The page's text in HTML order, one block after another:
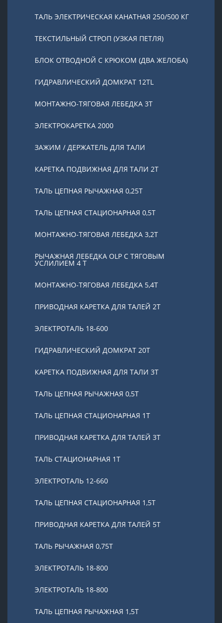
ТАЛЬ ЭЛЕКТРИЧЕСКАЯ КАНАТНАЯ 250/500 КГ
ТЕКСТИЛЬНЫЙ СТРОП (УЗКАЯ ПЕТЛЯ)
БЛОК ОТВОДНОЙ С КРЮКОМ (ДВА ЖЕЛОБА)
ГИДРАВЛИЧЕСКИЙ ДОМКРАТ 12TL
МОНТАЖНО-ТЯГОВАЯ ЛЕБЕДКА 3Т
ЭЛЕКТРОКАРЕТКА 2000
ЗАЖИМ / ДЕРЖАТЕЛЬ ДЛЯ ТАЛИ
КАРЕТКА ПОДВИЖНАЯ ДЛЯ ТАЛИ 2Т
ТАЛЬ ЦЕПНАЯ РЫЧАЖНАЯ 0,25Т
ТАЛЬ ЦЕПНАЯ СТАЦИОНАРНАЯ 0,5Т
МОНТАЖНО-ТЯГОВАЯ ЛЕБЕДКА 3,2Т
РЫЧАЖНАЯ ЛЕБЕДКА OLP С ТЯГОВЫМ
УСЛИЛИЕМ 4 Т
МОНТАЖНО-ТЯГОВАЯ ЛЕБЕДКА 5,4Т
ПРИВОДНАЯ КАРЕТКА ДЛЯ ТАЛЕЙ 2Т
ЭЛЕКТРОТАЛЬ 18-600
ГИДРАВЛИЧЕСКИЙ ДОМКРАТ 20T
КАРЕТКА ПОДВИЖНАЯ ДЛЯ ТАЛИ 3Т
ТАЛЬ ЦЕПНАЯ РЫЧАЖНАЯ 0,5Т
ТАЛЬ ЦЕПНАЯ СТАЦИОНАРНАЯ 1Т
ПРИВОДНАЯ КАРЕТКА ДЛЯ ТАЛЕЙ 3Т
ТАЛЬ СТАЦИОНАРНАЯ 1Т
ЭЛЕКТРОТАЛЬ 12-660
ТАЛЬ ЦЕПНАЯ СТАЦИОНАРНАЯ 1,5Т
ПРИВОДНАЯ КАРЕТКА ДЛЯ ТАЛЕЙ 5Т
ТАЛЬ РЫЧАЖНАЯ 0,75Т
ЭЛЕКТРОТАЛЬ 18-800
ЭЛЕКТРОТАЛЬ 18-800
ТАЛЬ ЦЕПНАЯ РЫЧАЖНАЯ 1,5Т